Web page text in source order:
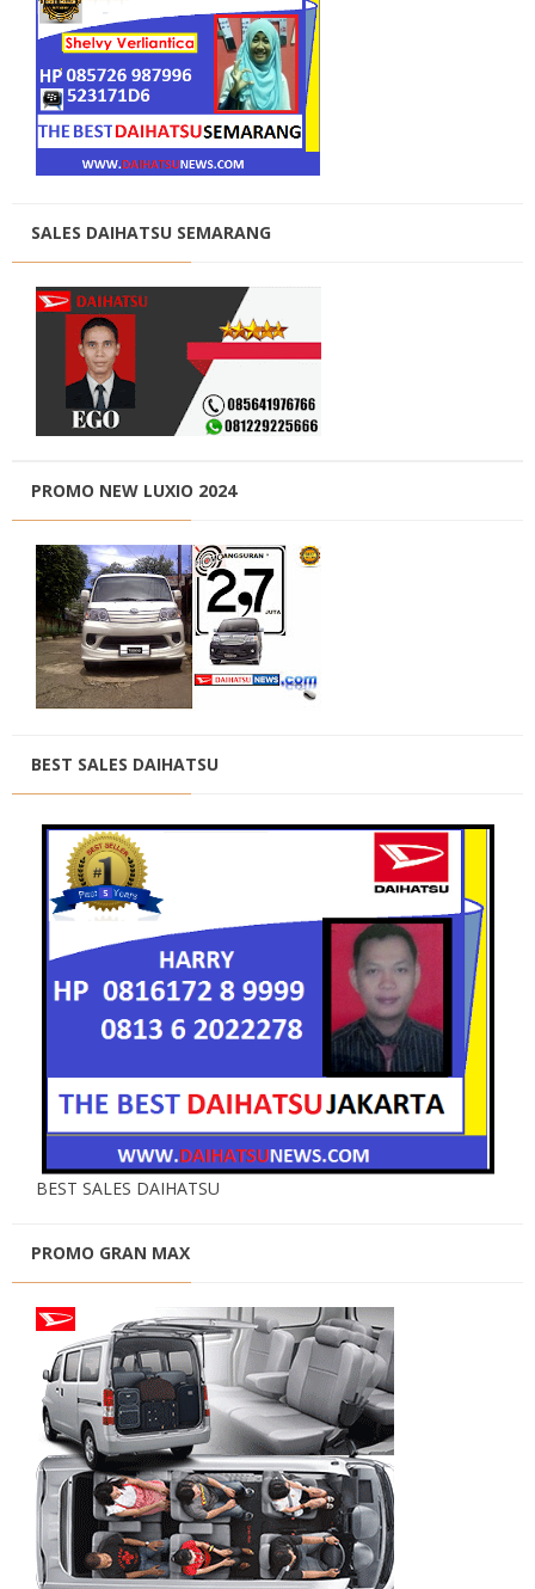
SALES DAIHATSU SEMARANG
PROMO NEW LUXIO 2024
BEST SALES DAIHATSU
BEST SALES DAIHATSU
PROMO GRAN MAX